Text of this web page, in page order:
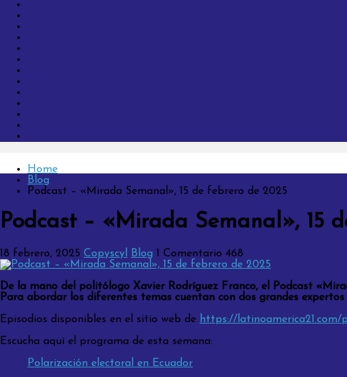
Home
Blog
Podcast – «Mirada Semanal», 15 de febrero de 2025
Podcast – «Mirada Semanal», 15
18 febrero, 2025 Copyscyl Blog 1 Comentario 468
De la mano del politólogo Xavier Rodríguez Franco, el Podcast
Para abordar los diferentes temas cuentan con dos grandes
Episodios disponibles en el sitio web de https://latinoamerica21.com/
Escucha aquí el programa de esta semana:
Polarización electoral en Ecuador